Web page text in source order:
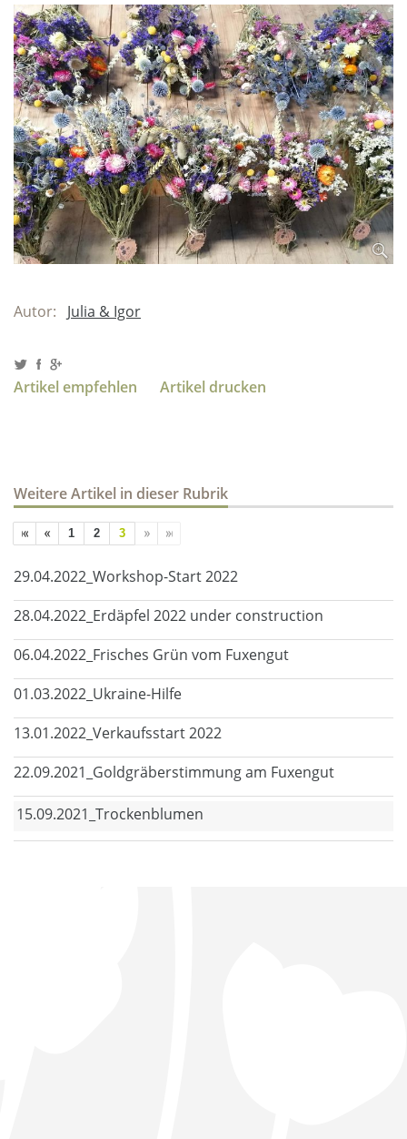
Autor: Julia & Igor
Artikel empfehlen Artikel drucken
Weitere Artikel in dieser Rubrik
1 2 3
29.04.2022_Workshop-Start 2022
28.04.2022_Erdäpfel 2022 under construction
06.04.2022_Frisches Grün vom Fuxengut
01.03.2022_Ukraine-Hilfe
13.01.2022_Verkaufsstart 2022
22.09.2021_Goldgräberstimmung am Fuxengut
15.09.2021_Trockenblumen